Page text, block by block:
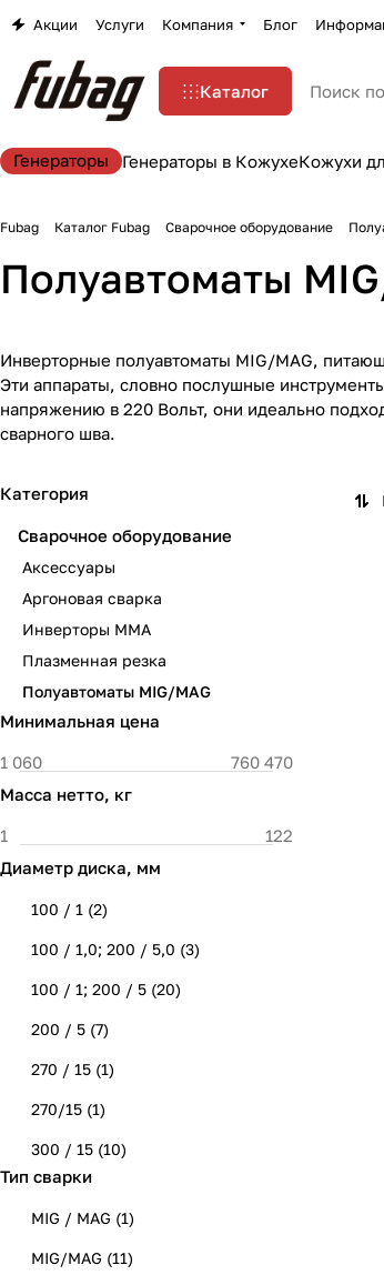
Акции Услуги Компания Блог
Каталог
Генераторы Генераторы в КожухеКожухи
Fubag Каталог Fubag Сварочное оборудование
Полуавтоматы
Инверторные полуавтоматы MIG/MAG,
Эти аппараты, словно послушные
напряжению в 220 Вольт, они идеально
сварного шва.
Категория
Сварочное оборудование
Аксессуары
Аргоновая сварка
Инверторы MMA
Плазменная резка
Полуавтоматы MIG/MAG
Минимальная цена
Масса нетто, кг
Диаметр диска, мм
100 / 1 (2)
100 / 1,0; 200 / 5,0 (3)
100 / 1; 200 / 5 (20)
200 / 5 (7)
270 / 15 (1)
270/15 (1)
300 / 15 (10)
Тип сварки
MIG / MAG (1)
MIG/MAG (11)